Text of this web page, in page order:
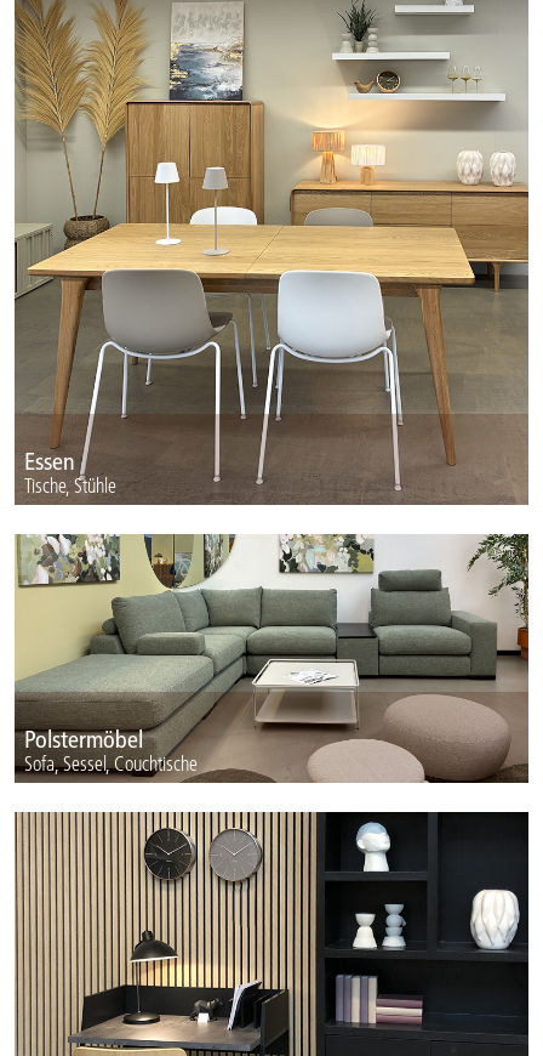
Essen
Tische, Stühle
Polstermöbel
Sofa, Sessel, Couchtische